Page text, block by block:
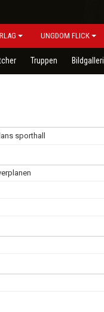
UNGDOM FLICK
Truppen Bildgalleri
sporthall